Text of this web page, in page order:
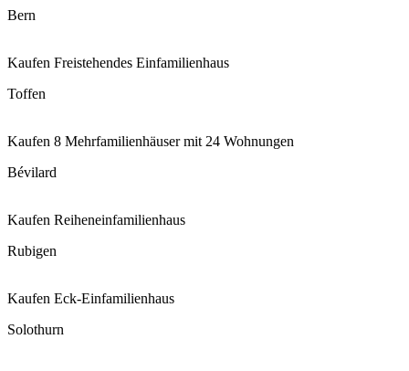
Bern
Kaufen Freistehendes Einfamilienhaus
Toffen
Kaufen 8 Mehrfamilienhäuser mit 24 Wohnungen
Bévilard
Kaufen Reiheneinfamilienhaus
Rubigen
Kaufen Eck-Einfamilienhaus
Solothurn